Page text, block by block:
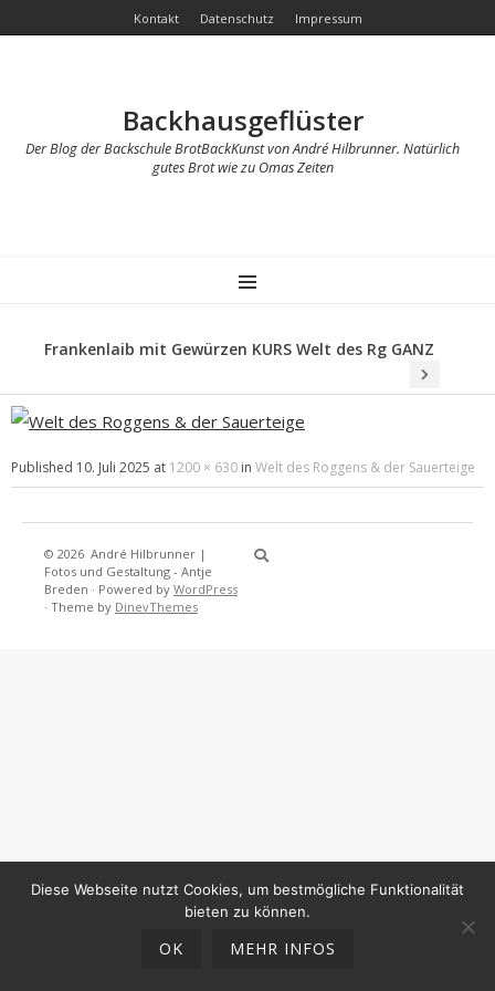
Kontakt Datenschutz Impressum
Backhausgeflüster
Der Blog der Backschule BrotBackKunst von André Hilbrunner. Natürlich
gutes Brot wie zu Omas Zeiten
MENU
Frankenlaib mit Gewürzen KURS Welt des Rg GANZ
Published 10. Juli 2025 at 1200 × 630 in Welt des Roggens & der Sauerteige
© 2026 André Hilbrunner |
Fotos und Gestaltung - Antje
Breden · Powered by WordPress
· Theme by DinevThemes
Diese Webseite nutzt Cookies, um bestmögliche Funktionalität
bieten zu können.
OK MEHR INFOS